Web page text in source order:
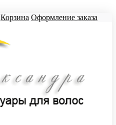
Корзина Оформление заказа